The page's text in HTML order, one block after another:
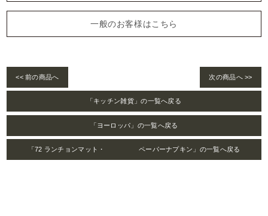
一般のお客様はこちら
<< 前の商品へ 次の商品へ >>
「キッチン雑貨」の一覧へ戻る
「ヨーロッパ」の一覧へ戻る
「72 ランチョンマット・ ペーパーナプキン」の一覧へ戻る